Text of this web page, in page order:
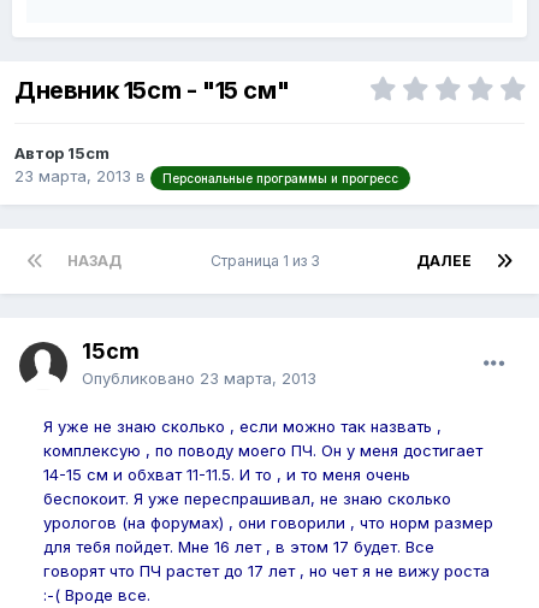
Дневник 15cm - "15 см"
Автор 15cm
23 марта, 2013 в Персональные программы и прогресс
НАЗАД ДАЛЕЕ
Страница 1 из 3
15cm
Опубликовано 23 марта, 2013
Я уже не знаю сколько , если можно так назвать ,
комплексую , по поводу моего ПЧ. Он у меня достигает
14-15 см и обхват 11-11.5. И то , и то меня очень
беспокоит. Я уже переспрашивал, не знаю сколько
урологов (на форумах) , они говорили , что норм размер
для тебя пойдет. Мне 16 лет , в этом 17 будет. Все
говорят что ПЧ растет до 17 лет , но чет я не вижу роста
:-( Вроде все.